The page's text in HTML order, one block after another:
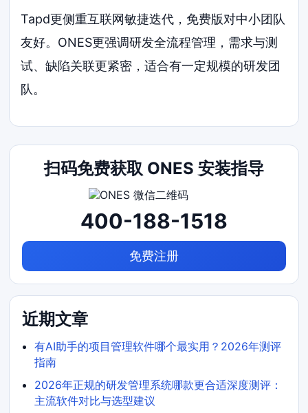
Tapd更侧重互联网敏捷迭代，免费版对中小团队
友好。ONES更强调研发全流程管理，需求与测
试、缺陷关联更紧密，适合有一定规模的研发团
队。
扫码免费获取 ONES 安装指导
400-188-1518
免费注册
近期文章
有AI助手的项目管理软件哪个最实用？2026年测评
指南
2026年正规的研发管理系统哪款更合适深度测评：
主流软件对比与选型建议